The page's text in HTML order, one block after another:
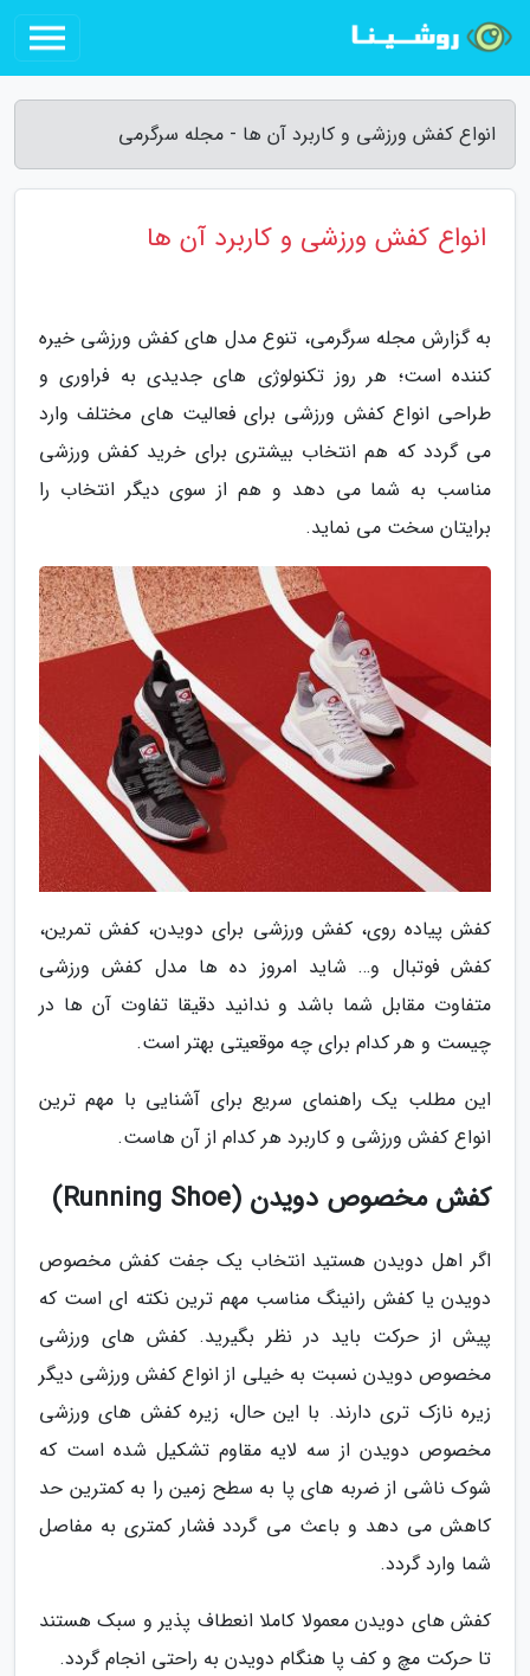
انواع کفش ورزشی و کاربرد آن ها - مجله سرگرمی
انواع کفش ورزشی و کاربرد آن ها
به گزارش مجله سرگرمی، تنوع مدل های کفش ورزشی خیره
کننده است؛ هر روز تکنولوژی های جدیدی به فراوری و
طراحی انواع کفش ورزشی برای فعالیت های مختلف وارد
می گردد که هم انتخاب بیشتری برای خرید کفش ورزشی
مناسب به شما می دهد و هم از سوی دیگر انتخاب را
برایتان سخت می نماید.
کفش پیاده روی، کفش ورزشی برای دویدن، کفش تمرین،
کفش فوتبال و… شاید امروز ده ها مدل کفش ورزشی
متفاوت مقابل شما باشد و ندانید دقیقا تفاوت آن ها در
چیست و هر کدام برای چه موقعیتی بهتر است.
این مطلب یک راهنمای سریع برای آشنایی با مهم ترین
انواع کفش ورزشی و کاربرد هر کدام از آن هاست.
کفش مخصوص دویدن (Running Shoe)
اگر اهل دویدن هستید انتخاب یک جفت کفش مخصوص
دویدن یا کفش رانینگ مناسب مهم ترین نکته ای است که
پیش از حرکت باید در نظر بگیرید. کفش های ورزشی
مخصوص دویدن نسبت به خیلی از انواع کفش ورزشی دیگر
زیره نازک تری دارند. با این حال، زیره کفش های ورزشی
مخصوص دویدن از سه لایه مقاوم تشکیل شده است که
شوک ناشی از ضربه های پا به سطح زمین را به کمترین حد
کاهش می دهد و باعث می گردد فشار کمتری به مفاصل
شما وارد گردد.
کفش های دویدن معمولا کاملا انعطاف پذیر و سبک هستند
تا حرکت مچ و کف پا هنگام دویدن به راحتی انجام گردد.